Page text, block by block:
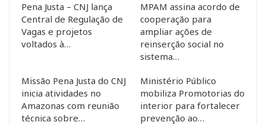
Pena Justa – CNJ lança
Central de Regulação de
Vagas e projetos
voltados à…
MPAM assina acordo de
cooperação para
ampliar ações de
reinserção social no
sistema…
Missão Pena Justa do CNJ
inicia atividades no
Amazonas com reunião
técnica sobre…
Ministério Público
mobiliza Promotorias do
interior para fortalecer
prevenção ao…